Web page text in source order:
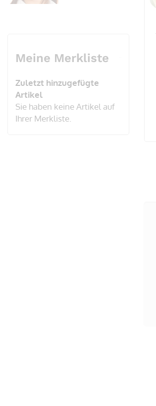
Meine Merkliste
Zuletzt hinzugefügte
Artikel
Sie haben keine Artikel auf
Ihrer Merkliste.